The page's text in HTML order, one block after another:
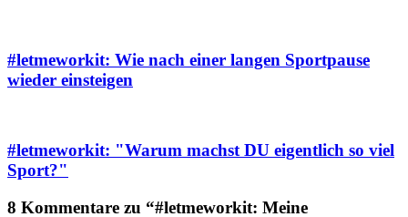
#letmeworkit: Wie nach einer langen Sportpause
wieder einsteigen
#letmeworkit: "Warum machst DU eigentlich so viel
Sport?"
8 Kommentare zu “#letmeworkit: Meine